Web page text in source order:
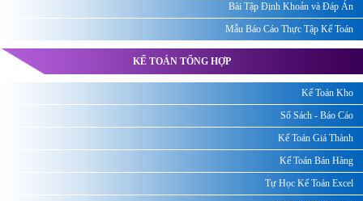
Bài Tập Định Khoản và Đáp Án
Mẫu Báo Cáo Thực Tập Kế Toán
KẾ TOÁN TỔNG HỢP
Kế Toán Kho
Sổ Sách - Báo Cáo
Kế Toán Giá Thành
Kế Toán Bán Hàng
Tự Học Kế Toán Excel